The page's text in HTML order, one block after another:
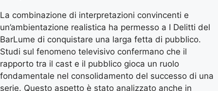
La combinazione di interpretazioni convincenti e
un’ambientazione realistica ha permesso a I Delitti del
BarLume di conquistare una larga fetta di pubblico.
Studi sul fenomeno televisivo confermano che il
rapporto tra il cast e il pubblico gioca un ruolo
fondamentale nel consolidamento del successo di una
serie. Questo aspetto è stato analizzato anche in